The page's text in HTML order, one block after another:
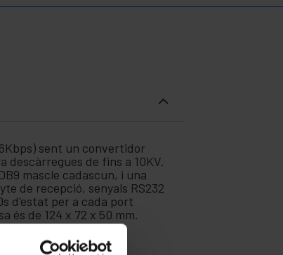
sent un convertidor
de fins a 10KV.
mascle cadascun, i una
de recepció, senyals RS232
d'estat per a cada port
és de 124 x 72 x 50 mm.